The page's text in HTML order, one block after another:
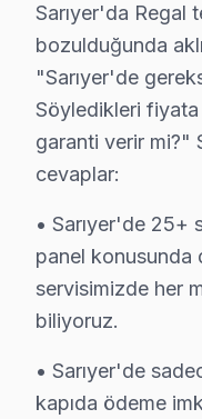
Ptt Evleri
Ptt Evleri'de
Sarıyer Regal
Reşitpaşa
Regal TV
Rumelifeneri
Rumelifeneri
Rumelifeneri Regal
Rumelihisarı
Rumelihisarı'de
Sarıyer'da Regal
bozulduğunda
"Sarıyer'de
Söyledikleri fiyata
garanti verir mi?"
cevaplar:
• Sarıyer'de 25+
panel konusunda
servisimizde her
biliyoruz.
• Sarıyer'de
kapıda ödeme